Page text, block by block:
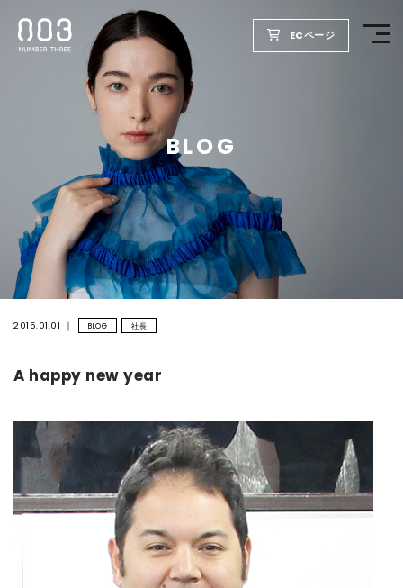
ECページ
BLOG
2015.01.01 BLOG 社長
A happy new year
TOP
PRODUCTS
WELLBEING REPORT
FOR SALON
CONTACT